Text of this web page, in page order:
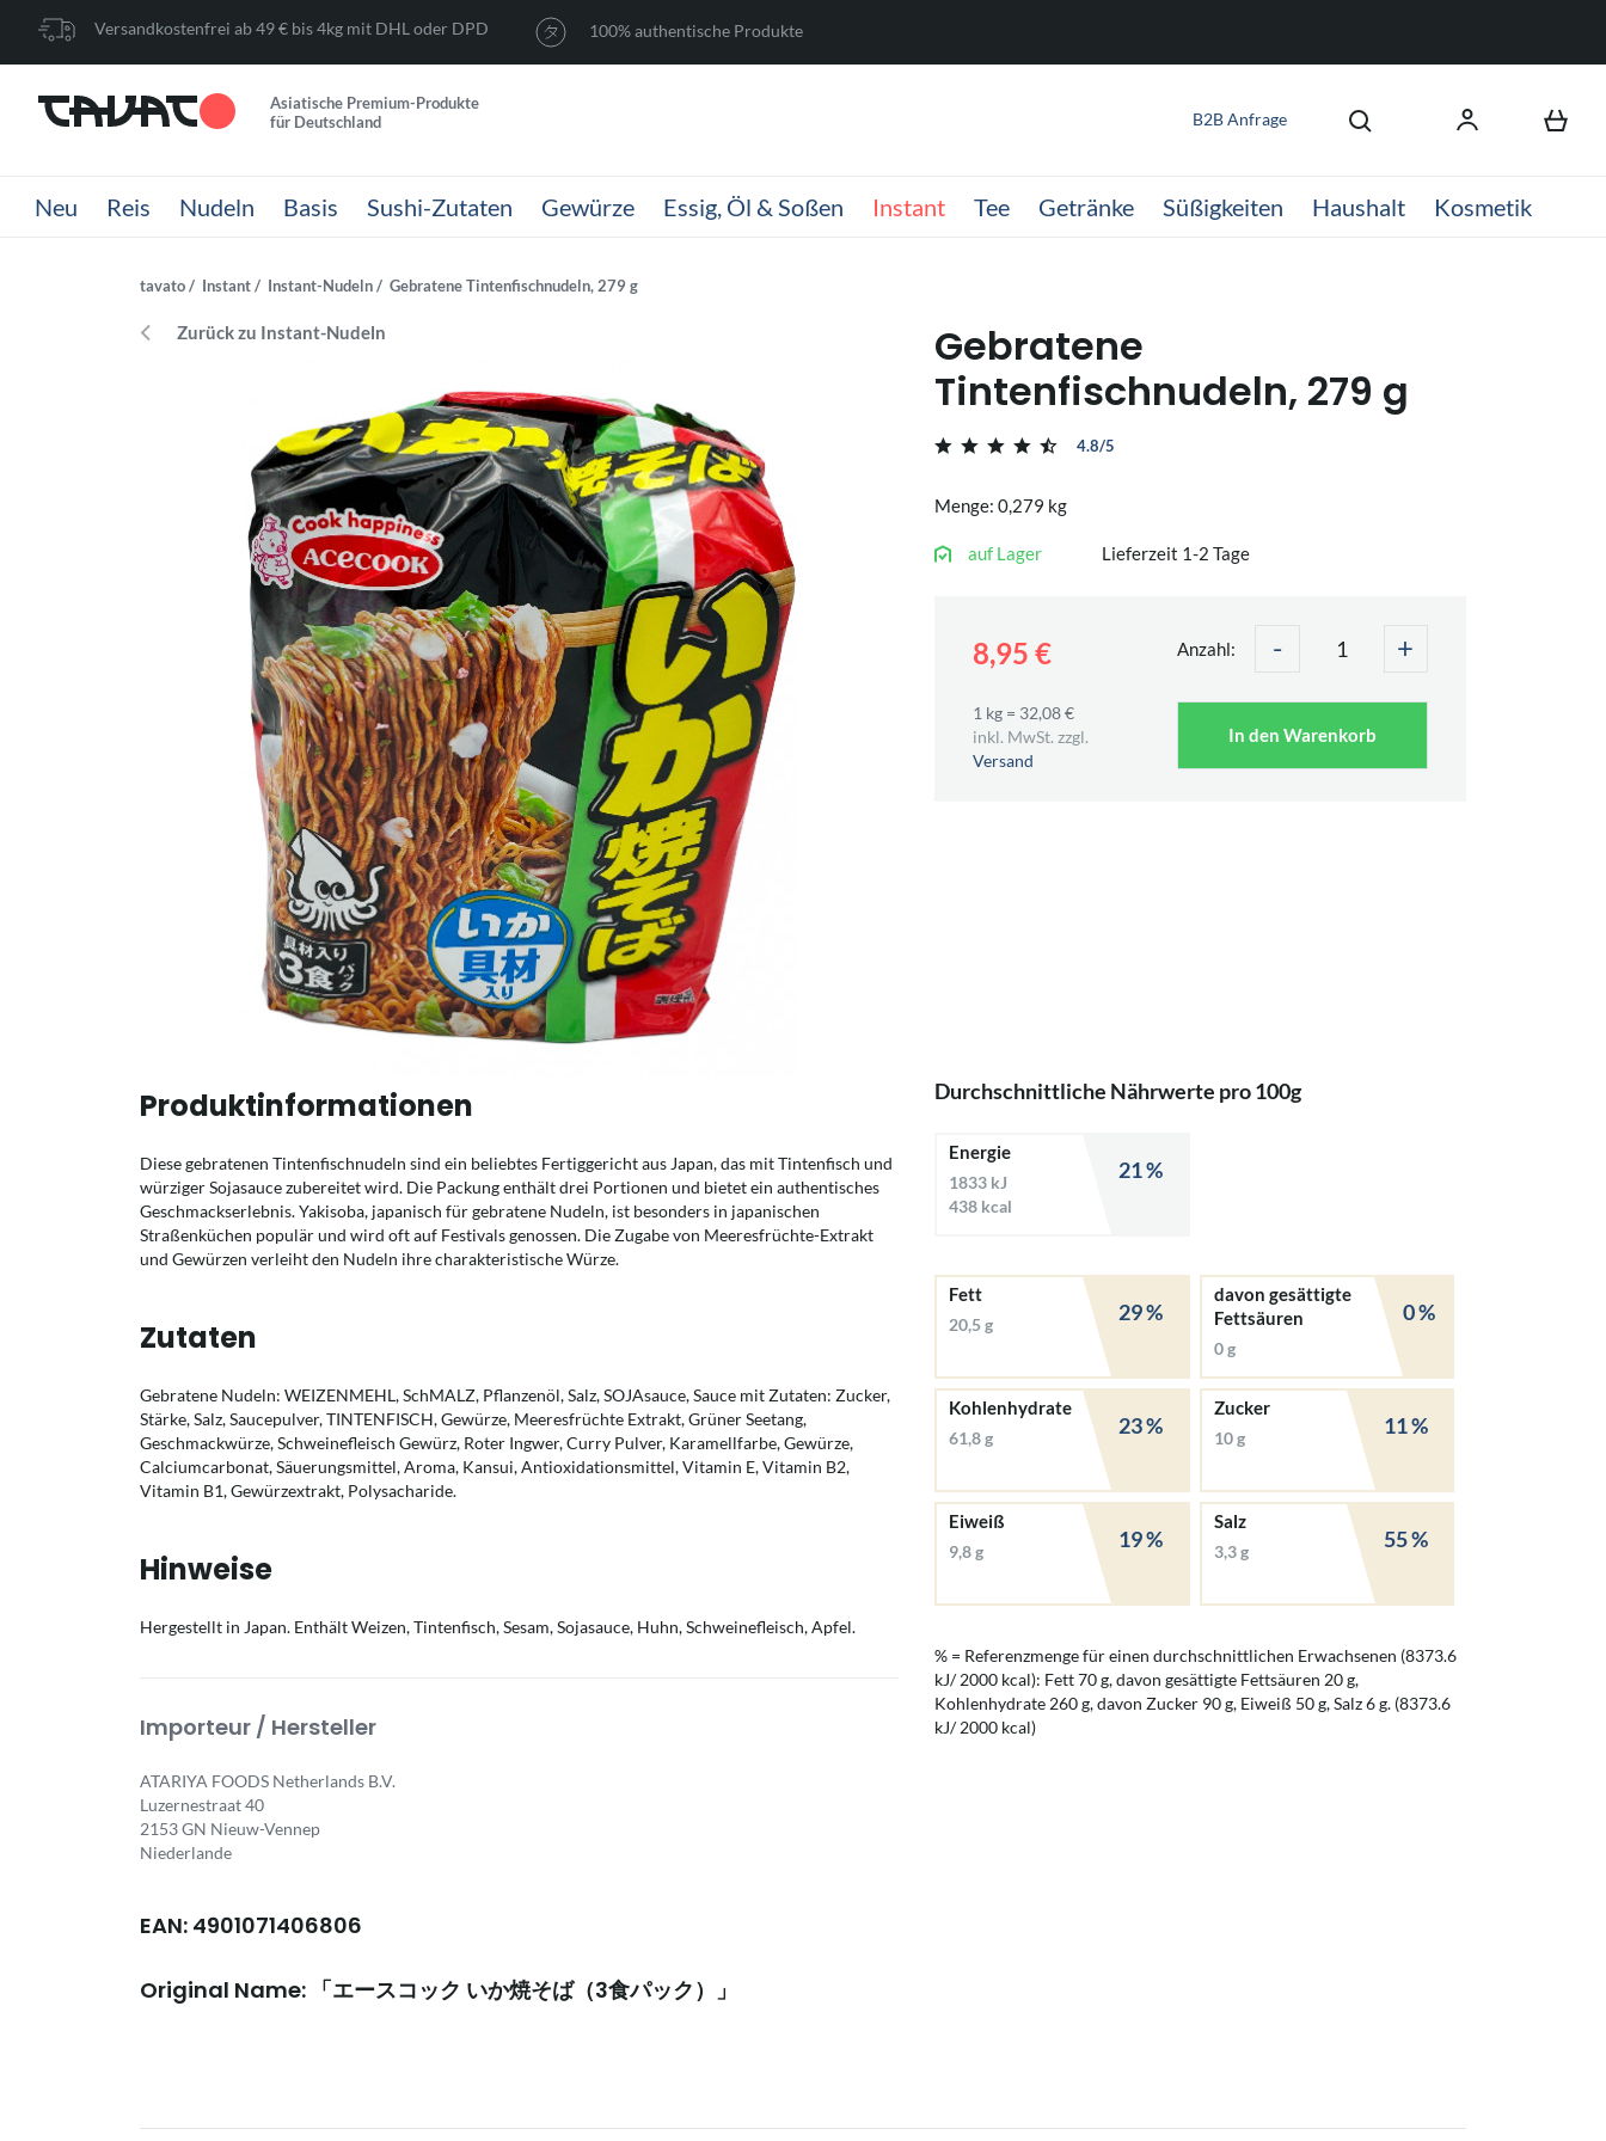
Versandkostenfrei ab 49 € bis 4kg mit DHL oder DPD 100% authentische Produkte
Asiatische Premium-Produkte
für Deutschland
B2B Anfrage
Neu Reis Nudeln Basis Sushi-Zutaten Gewürze Essig, Öl & Soßen Instant Tee Getränke Süßigkeiten Haushalt Kosmetik
tavato Instant Instant-Nudeln Gebratene Tintenfischnudeln, 279 g
Zurück zu Instant-Nudeln
Gebratene
Tintenfischnudeln, 279 g
4.8/5
Menge: 0,279 kg
auf Lager Lieferzeit 1-2 Tage
8,95 € Anzahl: - +
1 kg = 32,08 €
inkl. MwSt. zzgl.
Versand
In den Warenkorb
Produktinformationen
Diese gebratenen Tintenfischnudeln sind ein beliebtes Fertiggericht aus Japan, das mit Tintenfisch und
würziger Sojasauce zubereitet wird. Die Packung enthält drei Portionen und bietet ein authentisches
Geschmackserlebnis. Yakisoba, japanisch für gebratene Nudeln, ist besonders in japanischen
Straßenküchen populär und wird oft auf Festivals genossen. Die Zugabe von Meeresfrüchte-Extrakt
und Gewürzen verleiht den Nudeln ihre charakteristische Würze.
Zutaten
Gebratene Nudeln: WEIZENMEHL, SchMALZ, Pflanzenöl, Salz, SOJAsauce, Sauce mit Zutaten: Zucker,
Stärke, Salz, Saucepulver, TINTENFISCH, Gewürze, Meeresfrüchte Extrakt, Grüner Seetang,
Geschmackwürze, Schweinefleisch Gewürz, Roter Ingwer, Curry Pulver, Karamellfarbe, Gewürze,
Calciumcarbonat, Säuerungsmittel, Aroma, Kansui, Antioxidationsmittel, Vitamin E, Vitamin B2,
Vitamin B1, Gewürzextrakt, Polysacharide.
Hinweise
Hergestellt in Japan. Enthält Weizen, Tintenfisch, Sesam, Sojasauce, Huhn, Schweinefleisch, Apfel.
Importeur / Hersteller
ATARIYA FOODS Netherlands B.V.
Luzernestraat 40
2153 GN Nieuw-Vennep
Niederlande
EAN: 4901071406806
Original Name: 「エースコック いか焼そば（3食パック）」
Durchschnittliche Nährwerte pro 100g
Energie
1833 kJ
438 kcal
21 %
Fett
20,5 g 29 %
davon gesättigte
Fettsäuren
0 g
0 %
Kohlenhydrate
61,8 g 23 %
Zucker
10 g 11 %
Eiweiß
9,8 g 19 %
Salz
3,3 g 55 %
% = Referenzmenge für einen durchschnittlichen Erwachsenen (8373.6
kJ/ 2000 kcal): Fett 70 g, davon gesättigte Fettsäuren 20 g,
Kohlenhydrate 260 g, davon Zucker 90 g, Eiweiß 50 g, Salz 6 g. (8373.6
kJ/ 2000 kcal)